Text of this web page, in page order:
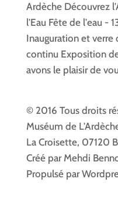
Ardèche Découvrez
l'Eau Fête de l'eau -
Inauguration et verre
continu Exposition
avons le plaisir de
© 2016 Tous droits
Muséum de
La Croisette, 07120
Créé par Mehdi
Propulsé par